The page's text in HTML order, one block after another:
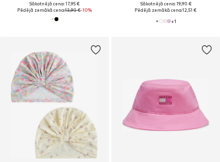
Sākotnējā cena: 17,95 €
Pēdējā zemākā cena:13,90 €-10%
Sākotnējā cena: 19,90 €
Pēdējā zemākā cena:12,51 €
+1